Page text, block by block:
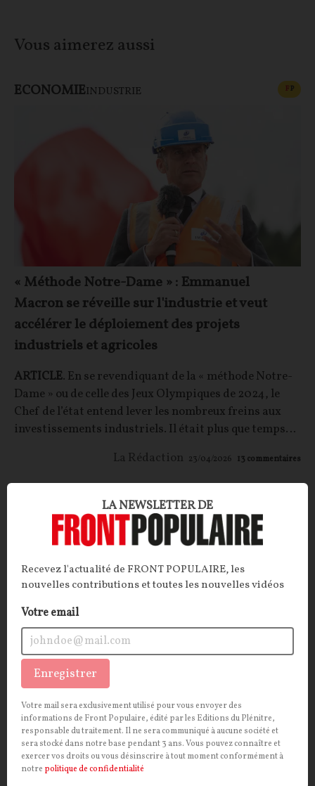
Vous aimerez aussi
ECONOMIEINDUSTRIE FP
« Méthode Notre-Dame » : Emmanuel
Macron se réveille sur l'industrie et veut
accélérer le déploiement des projets
industriels et agricoles
ARTICLE. En se revendiquant de la « méthode Notre-
Dame » ou de celle des Jeux Olympiques de 2024, le
Chef de l’état entend lever les nombreux freins aux
investissements industriels. Il était plus que temps…
La Rédaction 23/04/2026 13 commentaires
INDUSTRIE AUTOMOBILE
Un référendum pour sauver l’industrie
française ?
ARTICLE. Dans une tribune publiée dansLe Figaro,
vingt personnalités, parmi lesquelles Jacques Sapir,
Arnaud Montebourg, Marcel Gauchet ou Natacha
LA NEWSLETTER DE
Recevez l'actualité de FRONT POPULAIRE, les
nouvelles contributions et toutes les nouvelles vidéos
Votre email
Enregistrer
Votre mail sera exclusivement utilisé pour vous envoyer des
informations de Front Populaire, édité par les Editions du Plénitre,
responsable du traitement. Il ne sera communiqué à aucune société et
sera stocké dans notre base pendant 3 ans. Vous pouvez connaître et
exercer vos droits ou vous désinscrire à tout moment conformément à
notre politique de confidentialité